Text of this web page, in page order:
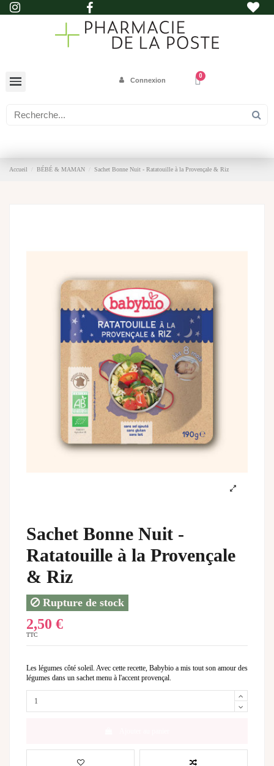
Connexion
Accueil BÉBÉ & MAMAN Sachet Bonne Nuit - Ratatouille à la Provençale & Riz
Sachet Bonne Nuit -
Ratatouille à la Provençale
& Riz
Rupture de stock
2,50 €
TTC
Les légumes côté soleil. Avec cette recette, Babybio a mis tout son amour des
légumes dans un sachet menu à l'accent provençal.